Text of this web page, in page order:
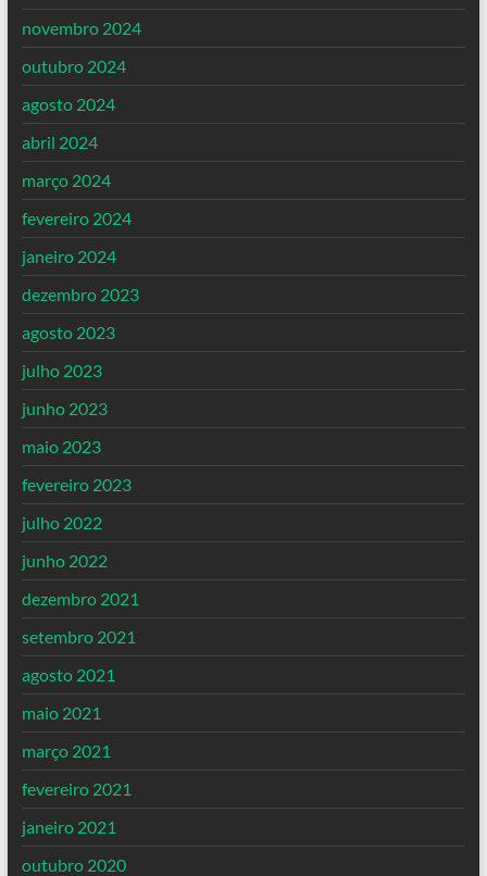
novembro 2024
outubro 2024
agosto 2024
abril 2024
março 2024
fevereiro 2024
janeiro 2024
dezembro 2023
agosto 2023
julho 2023
junho 2023
maio 2023
fevereiro 2023
julho 2022
junho 2022
dezembro 2021
setembro 2021
agosto 2021
maio 2021
março 2021
fevereiro 2021
janeiro 2021
outubro 2020